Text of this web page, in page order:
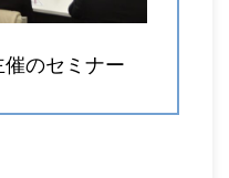
のセミナー